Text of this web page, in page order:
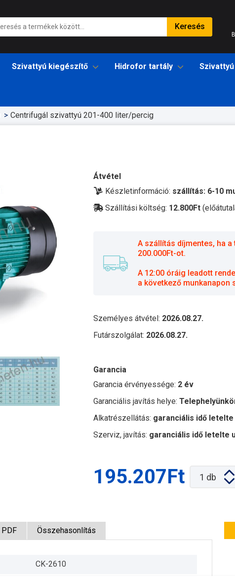
Keresés
Szivattyú kiegészítő Hidrofor tartály
Centrifugál szivattyú 201-400 liter/percig
Átvétel
Készletinformáció: szállítás: 6-10
Szállítási költség: 12.800Ft
A szállítás díjmentes, ha
200.000Ft-ot.
A 12:00 óráig leadott
a következő munkanapon
Személyes átvétel: 2026.08.27.
Futárszolgálat: 2026.08.27.
Garancia
Garancia érvényessége: 2 év
Garanciális javítás helye:
Alkatrészellátás: garanciális idő letelte
Szerviz, javítás: garanciális idő letelte
195.207Ft 1 db
PDF Összehasonlítás
CK-2610